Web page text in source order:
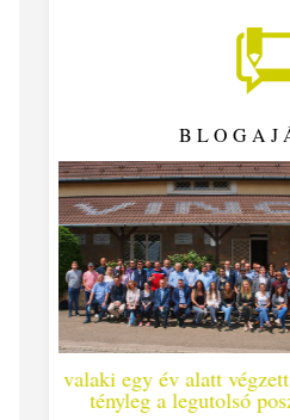
#26 - Így lesz valaki
Megírtuk a